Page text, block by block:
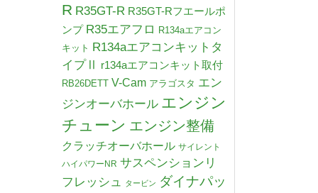
R R35GT-R R35GT-Rフエールポ
ンプ R35エアフロ R134aエアコン
キット R134aエアコンキットタ
イプⅡ
r134aエアコンキット取付
RB26DETT V-Cam アラゴスタ エン
ジンオーバホール エンジン
チューン エンジン整備
クラッチオーバホール サイレント
ハイパワーNR サスペンションリ
フレッシュ
タービン ダイナパッ